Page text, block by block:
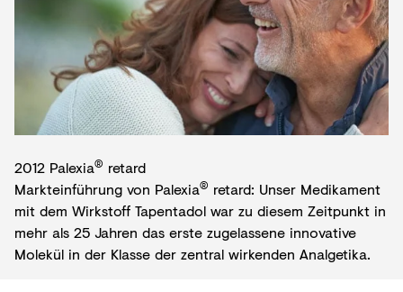
2012 Palexia® retard
Markteinführung von Palexia® retard: Unser Medikament
mit dem Wirkstoff Tapentadol war zu diesem Zeitpunkt in
mehr als 25 Jahren das erste zugelassene innovative
Molekül in der Klasse der zentral wirkenden Analgetika.